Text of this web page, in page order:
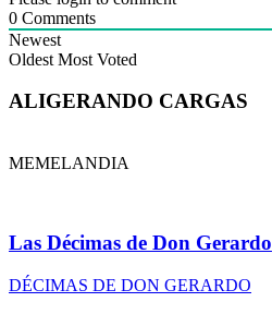
0 Comments
Newest
Oldest Most Voted
ALIGERANDO CARGAS
MEMELANDIA
Las Décimas de Don Gerardo
DÉCIMAS DE DON GERARDO